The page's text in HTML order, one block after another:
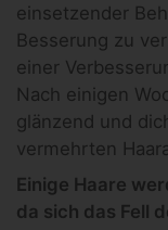
einsetzender
Besserung zu
einer
Nach einigen
glänzend und
vermehrten
Einige Haare
da sich das Fell